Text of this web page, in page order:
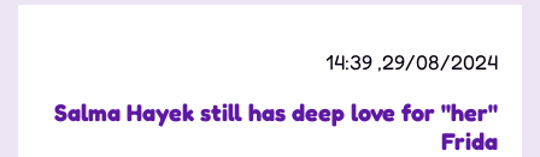
29/08/2024, 14:39
Salma Hayek still has deep love for "her"
Frida